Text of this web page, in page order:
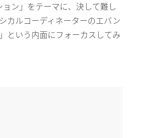
ン」をテーマに、決して難し
カルコーディネーターのエバン
という内面にフォーカスしてみ